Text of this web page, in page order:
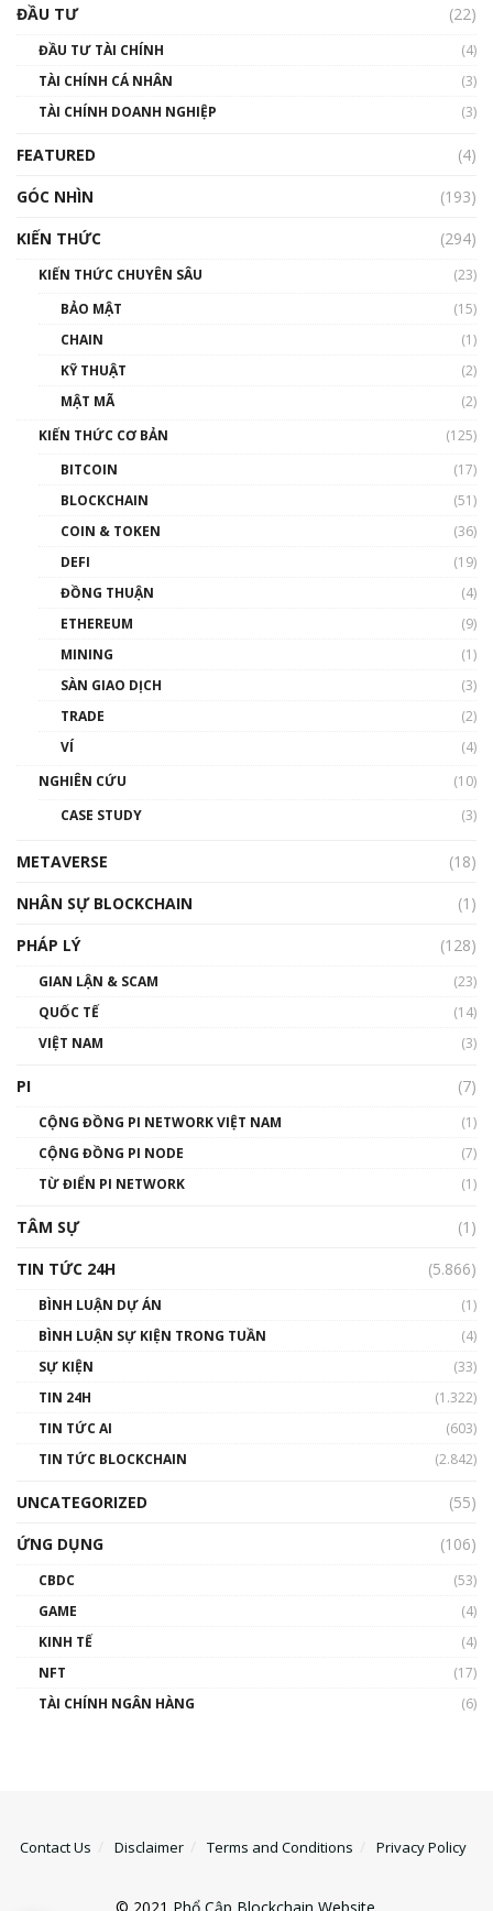
00:02:14
Nhìn lại năm 2022: Những sự kiện ảnh hưởng
đến hệ sinh thái tiền mã hoá | Phổ cập
00:43:47
như thể nào?
00:39:31
Phổ cập Blockchain
thống & Crypto qua các cuộc chiến | Phổ cập
01:32:59
gió ấm
Talkshow 14: MemeCoin – Trò đùa tỷ đô
01:29:26
ĐẦU TƯ
(22)
ĐẦU TƯ TÀI CHÍNH
(4)
TÀI CHÍNH CÁ NHÂN
(3)
TÀI CHÍNH DOANH NGHIỆP
(3)
FEATURED
(4)
GÓC NHÌN
(193)
KIẾN THỨC
(294)
KIẾN THỨC CHUYÊN SÂU
(23)
BẢO MẬT
(15)
CHAIN
(1)
KỸ THUẬT
(2)
MẬT MÃ
(2)
KIẾN THỨC CƠ BẢN
(125)
BITCOIN
(17)
BLOCKCHAIN
(51)
COIN & TOKEN
(36)
DEFI
(19)
ĐỒNG THUẬN
(4)
ETHEREUM
(9)
MINING
(1)
SÀN GIAO DỊCH
(3)
TRADE
(2)
VÍ
(4)
NGHIÊN CỨU
(10)
CASE STUDY
(3)
METAVERSE
(18)
NHÂN SỰ BLOCKCHAIN
(1)
PHÁP LÝ
(128)
GIAN LẬN & SCAM
(23)
QUỐC TẾ
(14)
VIỆT NAM
(3)
PI (7)
CỘNG ĐỒNG PI NETWORK VIỆT NAM
(1)
CỘNG ĐỒNG PI NODE
(7)
TỪ ĐIỂN PI NETWORK
(1)
TÂM SỰ
(1)
TIN TỨC 24H
(5.866)
BÌNH LUẬN DỰ ÁN
(1)
BÌNH LUẬN SỰ KIỆN TRONG TUẦN
(4)
SỰ KIỆN
(33)
TIN 24H
(1.322)
TIN TỨC AI
(603)
TIN TỨC BLOCKCHAIN
(2.842)
UNCATEGORIZED
(55)
ỨNG DỤNG
(106)
CBDC
(53)
GAME
(4)
KINH TẾ
(4)
NFT
(17)
TÀI CHÍNH NGÂN HÀNG
(6)
Contact Us Disclaimer Terms and Conditions Privacy Policy
© 2021 Phổ Cập Blockchain Website